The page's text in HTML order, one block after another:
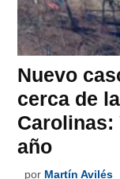
Nuevo
cerca de
Carolinas:
año
por Martín Avilés